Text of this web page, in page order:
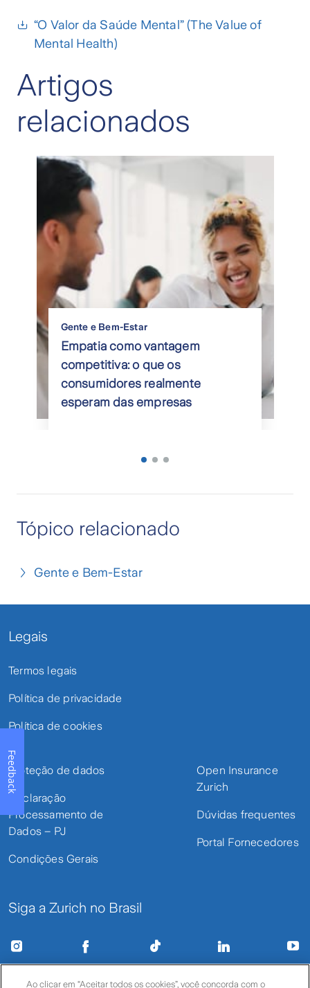
“O Valor da Saúde Mental” (The Value of
Mental Health)
Artigos
relacionados
Gente e Bem-Estar
Empatia como vantagem
competitiva: o que os
consumidores realmente
esperam das empresas
Tópico relacionado
Gente e Bem-Estar
Legais
Termos legais
Política de privacidade
Política de cookies
Proteção de dados
Declaração
Processamento de
Dados – PJ
Condições Gerais
Open Insurance
Zurich
Dúvidas frequentes
Portal Fornecedores
Siga a Zurich no Brasil
Feedback
Ao clicar em “Aceitar todos os cookies”, você concorda com o